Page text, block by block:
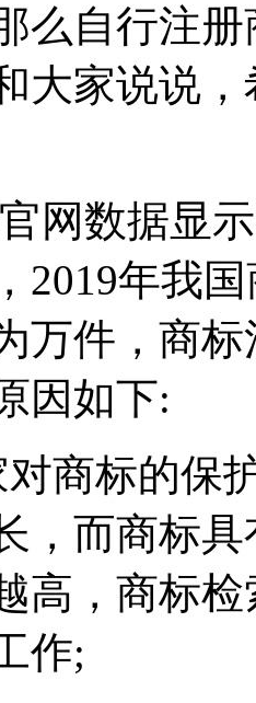
么自行注
大家说说
网数据显
2019年我
万件，商
因如下:
商标的保
，而商标
高，商标
作;